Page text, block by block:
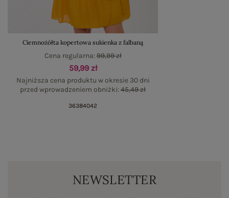
Ciemnożółta kopertowa sukienka z falbaną
59,99 zł
Najniższa cena produktu w okresie 30 dni
przed wprowadzeniem obniżki:45,49 zł
Cena regularna:99,99 zł
36384042
NEWSLETTER